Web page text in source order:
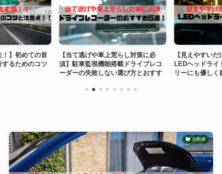
】初めての首
るためのコツ
【当て逃げや車上荒らし対策に必
須】駐車監視機能搭載ドライブレコ
ーダーの失敗しない選び方とおすす
【見えやすいだ
LEDヘッドライ
リーにも優しく
自動車